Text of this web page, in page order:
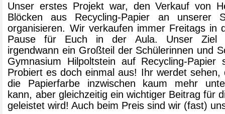
Unser erstes Projekt war, den Verkauf von
Blöcken aus Recycling-Papier an unserer
organisieren. Wir verkaufen immer Freitags in
Pause für Euch in der Aula. Unser Ziel
irgendwann ein Großteil der Schülerinnen und
Gymnasium Hilpoltstein auf Recycling-Papier
Probiert es doch einmal aus! Ihr werdet sehen,
die Papierfarbe inzwischen kaum mehr
kann, aber gleichzeitig ein wichtiger Beitrag für
geleistet wird! Auch beim Preis sind wir (fast)